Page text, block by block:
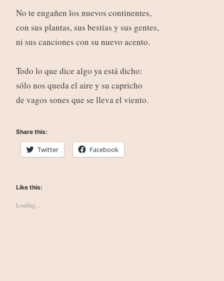
No te engañen los nuevos continentes,
con sus plantas, sus bestias y sus gentes,
ni sus canciones con su nuevo acento.
Todo lo que dice algo ya está dicho:
sólo nos queda el aire y su capricho
de vagos sones que se lleva el viento.
Share this:
Twitter Facebook
Like this:
Loading...